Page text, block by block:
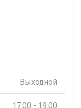
Выходной
17:00 - 19:00